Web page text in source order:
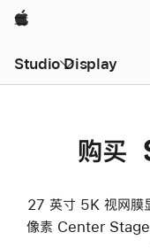
Apple
Studio Display
购买
27 英寸 5K 视网膜
像素 Center Stage